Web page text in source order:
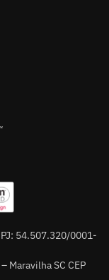
54.507.320/0001-
Maravilha SC CEP